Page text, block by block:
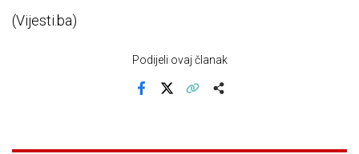
(Vijesti.ba)
Podijeli ovaj članak